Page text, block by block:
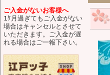
ご入金がないお客様へ
1ｹ月過ぎてもご入金がない
場合はキャンセルとさせて
いただきます。ご入金が遅
れる場合はご一報下さい。